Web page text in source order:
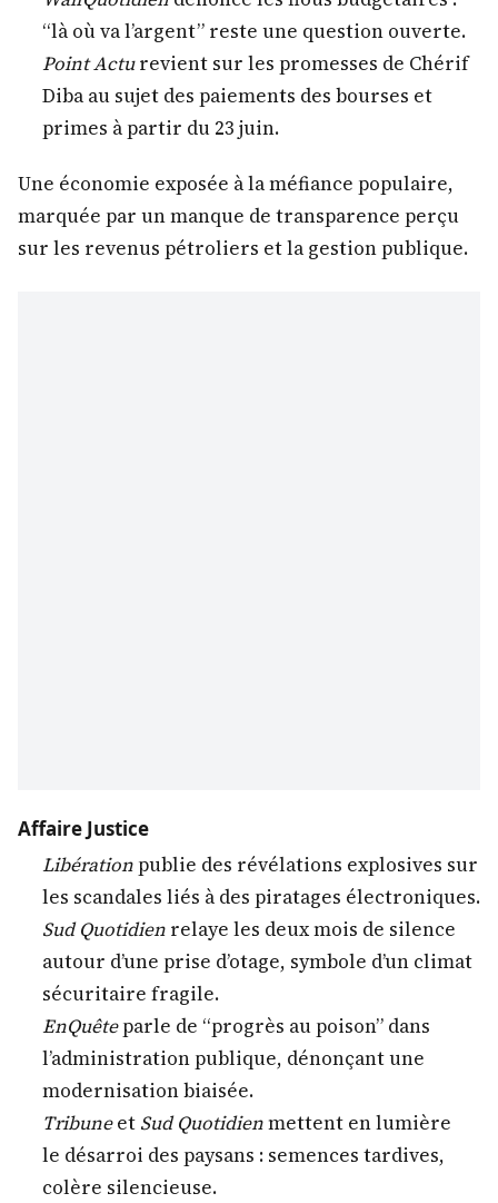
“là où va l’argent” reste une question ouverte.
Point Acturevient sur les promesses de Chérif
Diba au sujet des paiements des bourses et
primes à partir du 23 juin.
Une économie exposée à la méfiance populaire,
marquée par un manque de transparence perçu
sur les revenus pétroliers et la gestion publique.
Affaire Justice
Libérationpublie des révélations explosives sur
les scandales liés à des piratages électroniques.
Sud Quotidienrelaye les deux mois de silence
autour d’une prise d’otage, symbole d’un climat
sécuritaire fragile.
EnQuêteparle de “progrès au poison” dans
l’administration publique, dénonçant une
modernisation biaisée.
Tribuneet Sud Quotidienmettent en lumière
le désarroi des paysans : semences tardives,
colère silencieuse.